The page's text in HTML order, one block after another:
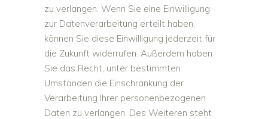
zu verlangen. Wenn Sie eine Einwilligung
zur Datenverarbeitung erteilt haben,
können Sie diese Einwilligung jederzeit für
die Zukunft widerrufen. Außerdem haben
Sie das Recht, unter bestimmten
Umständen die Einschränkung der
Verarbeitung Ihrer personenbezogenen
Daten zu verlangen. Des Weiteren steht